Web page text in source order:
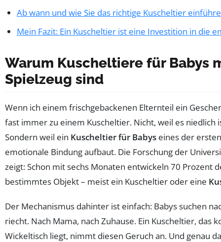
Ab wann und wie Sie das richtige Kuscheltier
Mein Fazit: Ein Kuscheltier ist eine Investition in die
Warum Kuscheltiere für Babys
Spielzeug sind
Wenn ich einem frischgebackenen Elternteil ein
fast immer zu einem Kuscheltier. Nicht, weil es niedlich
Sondern weil ein Kuscheltier für Babys eines der
emotionale Bindung aufbaut. Die Forschung der
zeigt: Schon mit sechs Monaten entwickeln 70 Prozent
bestimmtes Objekt – meist ein Kuscheltier oder eine
Der Mechanismus dahinter ist einfach: Babys suchen
riecht. Nach Mama, nach Zuhause. Ein Kuscheltier, das
Wickeltisch liegt, nimmt diesen Geruch an. Und genau